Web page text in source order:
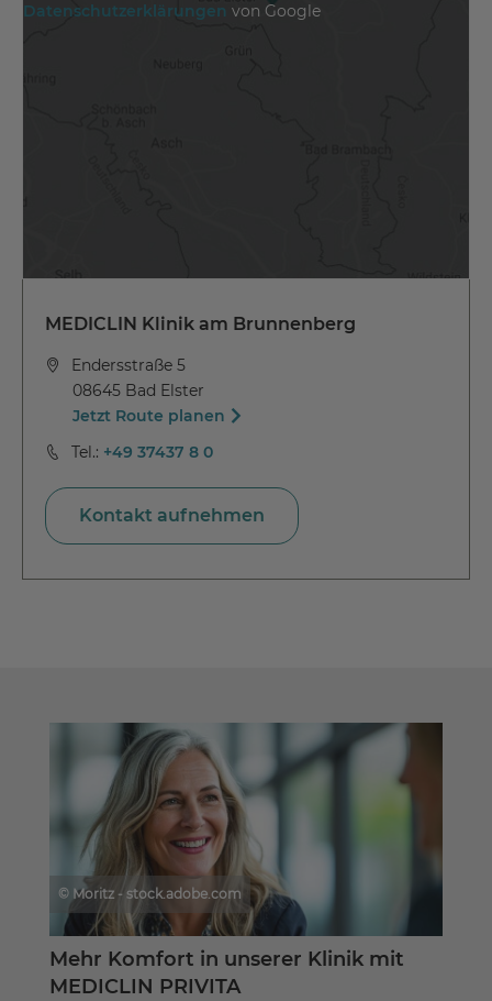
Datenschutzerklärungen von Google
MEDICLIN Klinik am Brunnenberg
Endersstraße 5
08645 Bad Elster
Jetzt Route planen
Tel.: +49 37437 8 0
Kontakt aufnehmen
© Moritz - stock.adobe.com
Mehr Komfort in unserer Klinik mit
MEDICLIN PRIVITA